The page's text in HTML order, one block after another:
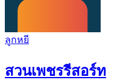
ลูกหยี
สวนเพชรรีสอร์ท